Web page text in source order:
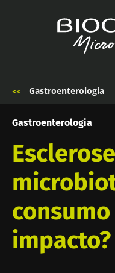
Gastroenterologia
Gastroenterologia
impacto?